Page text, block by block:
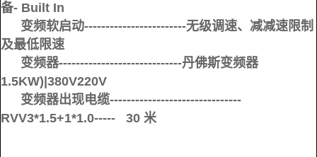
备- Built In
变频软启动------------------------无级调速、减减速限制
及最低限速
变频器-----------------------------丹佛斯变频器
1.5KW)|380V220V
变频器出现电缆-------------------------------
RVV3*1.5+1*1.0----- 30 米